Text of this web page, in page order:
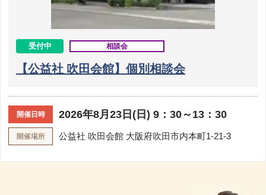
受付中 相談会
【公益社 吹田会館】個別相談会
開催日時 2026年8月23日(日) 9：30～13：30
開催場所 公益社 吹田会館 大阪府吹田市内本町1-21-3